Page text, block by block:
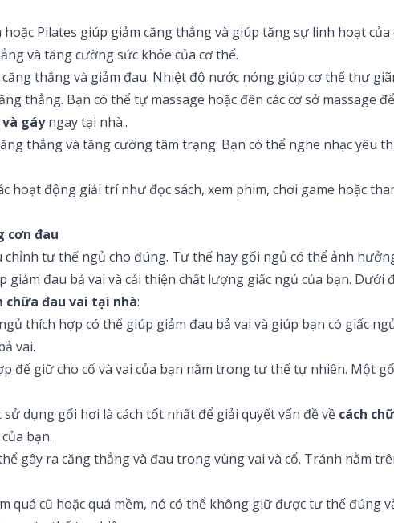
hoặc Pilates giúp giảm căng thẳng và giúp tăng sự linh hoạt
và tăng cường sức khỏe của cơ thể.
thẳng và giảm đau. Nhiệt độ nước nóng giúp cơ thể thư
thẳng. Bạn có thể tự massage hoặc đến các cơ sở massage
gáyngay tại nhà..
thẳng và tăng cường tâm trạng. Bạn có thể nghe nhạc yêu
hoạt động giải trí như đọc sách, xem phim, chơi game hoặc
cơn đau
chỉnh tư thế ngủ cho đúng. Tư thế hay gối ngủ có thể ảnh
đau bả vai và cải thiện chất lượng giấc ngủ của bạn.
chữa đau vai tại nhà:
thích hợp có thể giúp giảm đau bả vai và giúp bạn có giấc
vai.
để giữ cho cổ và vai của bạn nằm trong tư thế tự nhiên. Một
dụng gối hơi là cách tốt nhất để giải quyết vấn đề về cách
bạn.
gây ra căng thẳng và đau trong vùng vai và cổ. Tránh nằm
quá cũ hoặc quá mềm, nó có thể không giữ được tư thế đúng